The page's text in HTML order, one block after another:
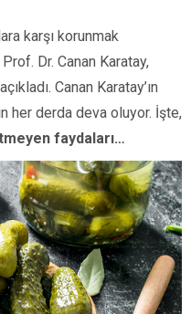
karşı korunmak
Dr. Canan Karatay,
Canan Karatay’ın
her derda deva oluyor. İşte,
faydaları…